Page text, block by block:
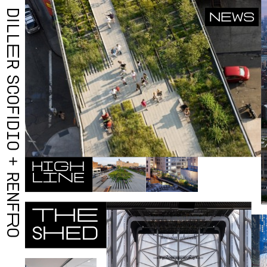
NEWS
HIGH
LINE
THE
SHED
D
I
L
L
E
R
S
C
O
F
I
D
I
O
+
R
E
N
F
R
O